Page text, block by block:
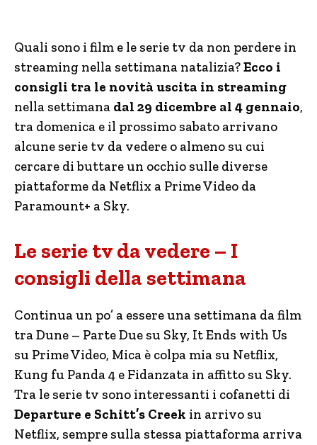
Quali sono i film e le serie tv da non perdere in
streaming nella settimana natalizia?Ecco i
consigli tra le novità uscita in streaming
nella settimana dal 29 dicembre al 4 gennaio,
tra domenica e il prossimo sabato arrivano
alcune serie tv da vedere o almeno su cui
cercare di buttare un occhio sulle diverse
piattaforme da Netflix a Prime Video da
Paramount+ a Sky.
Le serie tv da vedere – I
consigli della settimana
Continua un po’ a essere una settimana da film
tra Dune – Parte Due su Sky, It Ends with Us
su Prime Video, Mica è colpa mia su Netflix,
Kung fu Panda 4 e Fidanzata in affitto su Sky.
Tra le serie tv sono interessanti i cofanetti di
Departure e Schitt’s Creek in arrivo su
Netflix, sempre sulla stessa piattaforma arriva